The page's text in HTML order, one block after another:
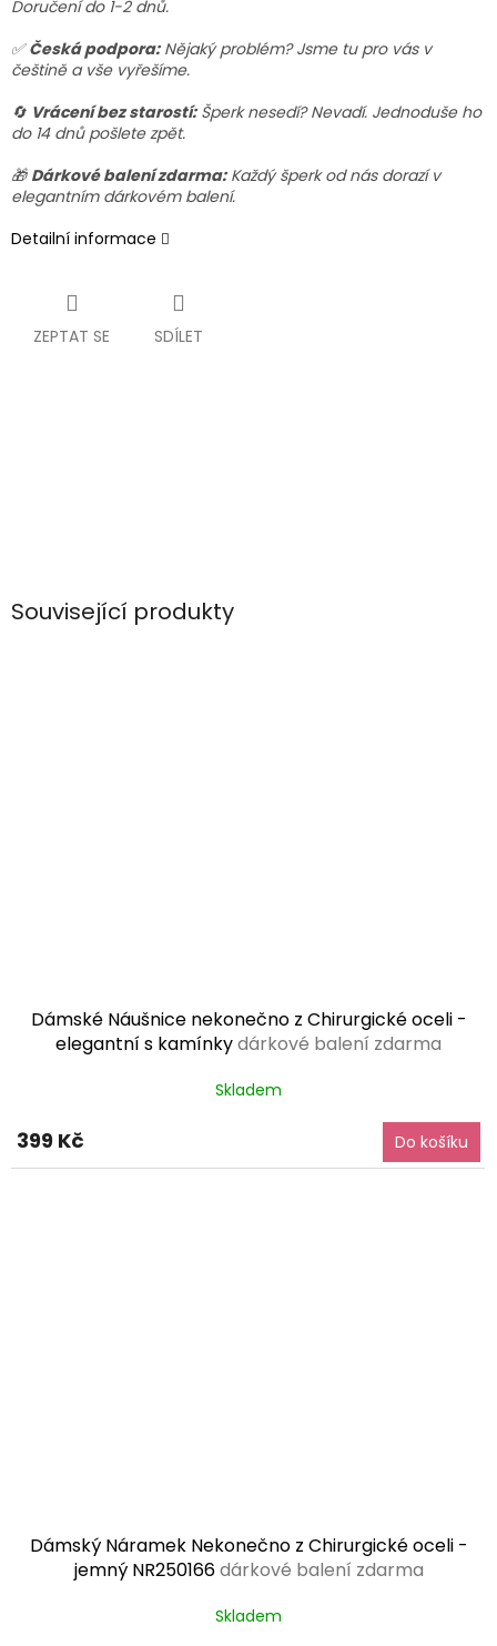
Doručení do 1-2 dnů.
✅ Česká podpora:Nějaký problém? Jsme tu pro vás v
češtině a vše vyřešíme.
🔄 Vrácení bez starostí:Šperk nesedí? Nevadí. Jednoduše ho
do 14 dnů pošlete zpět.
🎁 Dárkové balení zdarma:Každý šperk od nás dorazí v
elegantním dárkovém balení.
Detailní informace
ZEPTAT SE SDÍLET
Související produkty
Dámské Náušnice nekonečno z Chirurgické oceli -
elegantní s kamínkydárkové balení zdarma
Skladem
399 Kč Do košíku
Dámský Náramek Nekonečno z Chirurgické oceli -
jemný NR250166dárkové balení zdarma
Skladem